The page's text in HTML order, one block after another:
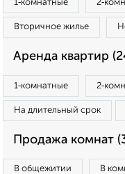
1‑комнатные
Вторичное жилье
Аренда квартир
1‑комнатные
На длительный срок
Продажа комнат
В общежитии В